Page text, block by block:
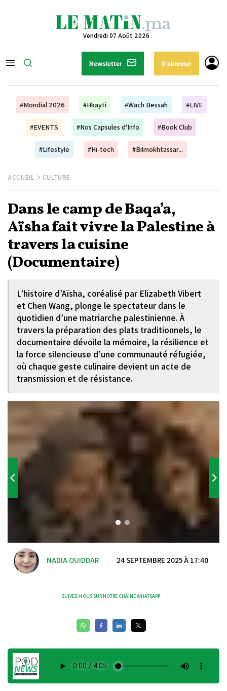
Vendredi 07 Août 2026
Newsletter S'abonner
#Mondial 2026 #Hkayti #Wach Bessah #LIVE
#EVENTS #Nos Capsules d'Info #Book Club
#Lifestyle #Hi-tech #Bilmokhtassar...
ACCUEIL CULTURE
Dans le camp de Baqa’a,
Aïsha fait vivre la Palestine à
travers la cuisine
(Documentaire)
L’histoire d’Aïsha, coréalisé par Elizabeth Vibert
et Chen Wang, plonge le spectateur dans le
quotidien d’une matriarche palestinienne. À
travers la préparation des plats traditionnels, le
documentaire dévoile la mémoire, la résilience et
la force silencieuse d’une communauté réfugiée,
où chaque geste culinaire devient un acte de
transmission et de résistance.
NADIA OUIDDAR 24 SEPTEMBRE 2025 À 17:40
SUIVEZ-NOUS SUR NOTRE CHAÎNE WHATSAPP